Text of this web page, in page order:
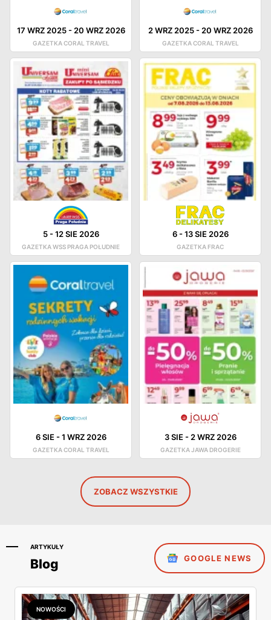
17 WRZ 2025-20 WRZ 2026
GAZETKA CORAL TRAVEL
2 WRZ 2025-20 WRZ 2026
GAZETKA CORAL TRAVEL
5-12 SIE 2026
GAZETKA WSS PRAGA POŁUDNIE
6-13 SIE 2026
GAZETKA FRAC
6 SIE -1 WRZ 2026
GAZETKA CORAL TRAVEL
3 SIE - 2 WRZ 2026
GAZETKA JAWA DROGERIE
ZOBACZ WSZYSTKIE
ARTYKUŁY
Blog GOOGLE NEWS
NOWOŚCI